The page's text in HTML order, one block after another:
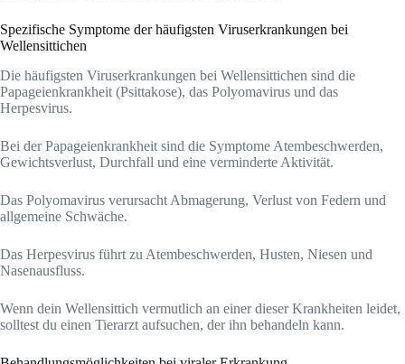
Spezifische Symptome der häufigsten Viruserkrankungen bei
Wellensittichen
Die häufigsten Viruserkrankungen bei Wellensittichen sind die
Papageienkrankheit (Psittakose), das Polyomavirus und das
Herpesvirus.
Bei der Papageienkrankheit sind die Symptome Atembeschwerden,
Gewichtsverlust, Durchfall und eine verminderte Aktivität.
Das Polyomavirus verursacht Abmagerung, Verlust von Federn und
allgemeine Schwäche.
Das Herpesvirus führt zu Atembeschwerden, Husten, Niesen und
Nasenausfluss.
Wenn dein Wellensittich vermutlich an einer dieser Krankheiten leidet,
solltest du einen Tierarzt aufsuchen, der ihn behandeln kann.